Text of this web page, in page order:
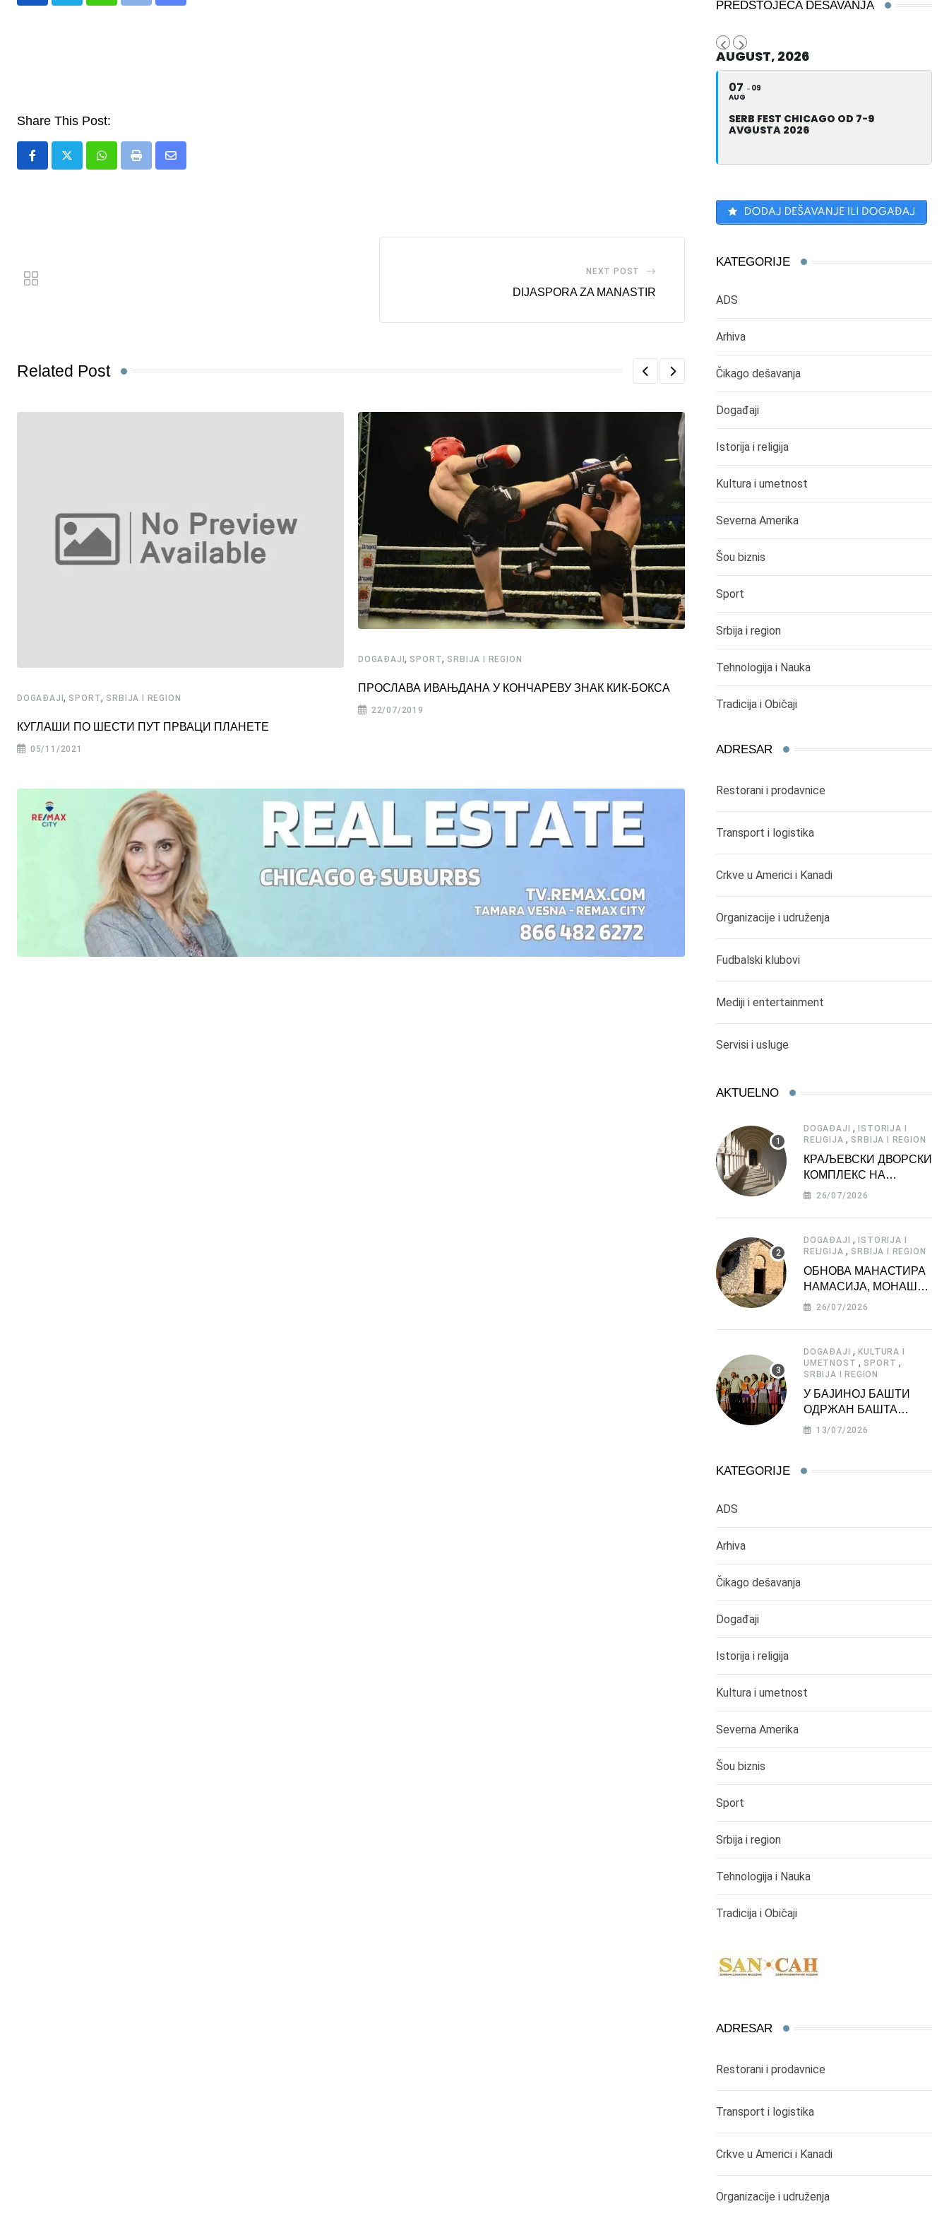
Share This Post:
WhatsappPrint
Share
NEXT POST
DIJASPORA ZA MANASTIR
Related Post
DOGAĐAJI, SPORT, SRBIJA I REGION
КУГЛАШИ ПО ШЕСТИ ПУТ ПРВАЦИ ПЛАНЕТЕ
05/11/2021
DOGAĐAJI, SPORT, SRBIJA I REGION
ПРОСЛАВА ИВАЊДАНА У КОНЧАРЕВУ ЗНАК КИК-БОКСА
22/07/2019
SPORT SRBIJA I REGION
22/07/2024
PREDSTOJEĆA DEŠAVANJA
AUGUST, 2026
07
AUG
09
SERB FEST CHICAGO OD 7-9
AVGUSTA 2026
KATEGORIJE
ADS
Arhiva
Čikago dešavanja
Događaji
Istorija i religija
Kultura i umetnost
Severna Amerika
Šou biznis
Sport
Srbija i region
Tehnologija i Nauka
Tradicija i Običaji
ADRESAR
Restorani i prodavnice
Transport i logistika
Crkve u Americi i Kanadi
Organizacije i udruženja
Fudbalski klubovi
Mediji i entertainment
Servisi i usluge
AKTUELNO
DOGAĐAJI , ISTORIJA I
RELIGIJA , SRBIJA I REGION
КРАЉЕВСКИ ДВОРСКИ
КОМПЛЕКС НА
ДЕДИЊУ –
АТРАКЦИЈА
26/07/2026
DOGAĐAJI , ISTORIJA I
RELIGIJA , SRBIJA I REGION
ОБНОВА МАНАСТИРА
НАМАСИЈА, МОНАШКЕ
ЗАДУЖБИНЕ
26/07/2026
DOGAĐAJI ,KULTURA I
UMETNOST , SPORT ,
SRBIJA I REGION
У БАЈИНОЈ БАШТИ
ОДРЖАН БАШТА
ФЕСТ 2026
13/07/2026
KATEGORIJE
ADS
Arhiva
Čikago dešavanja
Događaji
Istorija i religija
Kultura i umetnost
Severna Amerika
Šou biznis
Sport
Srbija i region
Tehnologija i Nauka
Tradicija i Običaji
ADRESAR
Restorani i prodavnice
Transport i logistika
Crkve u Americi i Kanadi
Organizacije i udruženja